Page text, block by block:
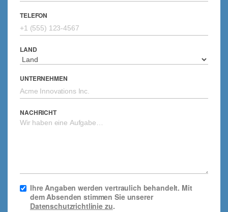
TELEFON
LAND
UNTERNEHMEN
NACHRICHT
Ihre Angaben werden vertraulich behandelt. Mit
dem Absenden stimmen Sie unserer
Datenschutzrichtlinie zu.